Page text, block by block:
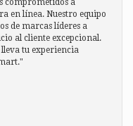
en línea. Nuestro equipo
de marcas líderes a
al cliente excepcional.
tu experiencia